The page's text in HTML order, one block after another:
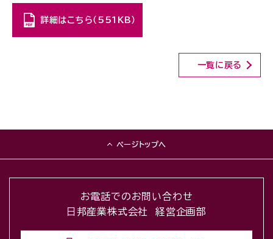
詳細はこちら（551KB）
一覧に戻る
ページトップへ
お電話でのお問い合わせ
日邦産業株式会社 経営企画部